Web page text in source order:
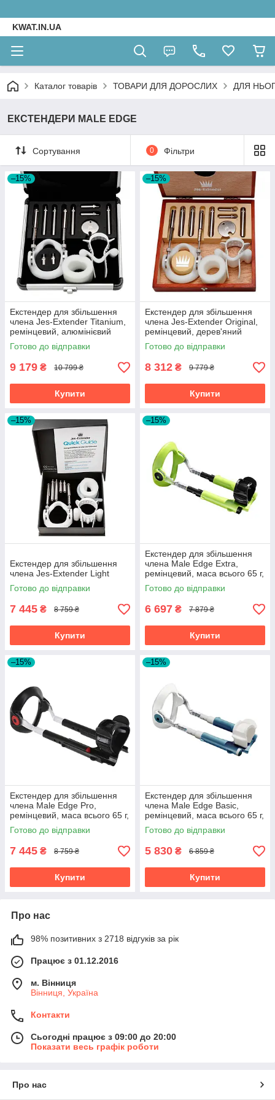
KWAT.IN.UA
Каталог товарів ТОВАРИ ДЛЯ ДОРОСЛИХ ДЛЯ
ЕКСТЕНДЕРИ MALE EDGE
Сортування 0 Фільтри
–15%
Екстендер для збільшення
члена Jes-Extender Titanium,
ремінцевий, алюмінієвий
кейс
Готово до відправки
9 179 ₴ 10 799 ₴
Купити
–15%
Екстендер для збільшення
члена Jes-Extender Original,
ремінцевий, дерев'яний
футляр для зберігання
Готово до відправки
8 312 ₴ 9 779 ₴
Купити
–15%
Екстендер для збільшення
члена Jes-Extender Light
Готово до відправки
7 445 ₴ 8 759 ₴
Купити
–15%
Екстендер для збільшення
члена Male Edge Extra,
ремінцевий, маса всього 65 г,
міцний пластик
Готово до відправки
6 697 ₴ 7 879 ₴
Купити
–15%
Екстендер для збільшення
члена Male Edge Pro,
ремінцевий, маса всього 65 г,
міцний пластик
Готово до відправки
7 445 ₴ 8 759 ₴
Купити
–15%
Екстендер для збільшення
члена Male Edge Basic,
ремінцевий, маса всього 65 г,
міцний пластик
Готово до відправки
5 830 ₴ 6 859 ₴
Купити
Про нас
98% позитивних з 2718 відгуків за рік
Працює з 01.12.2016
м. Вінниця
Вінниця, Україна
Контакти
Сьогодні працює з 09:00 до 20:00
Показати весь графік роботи
Про нас